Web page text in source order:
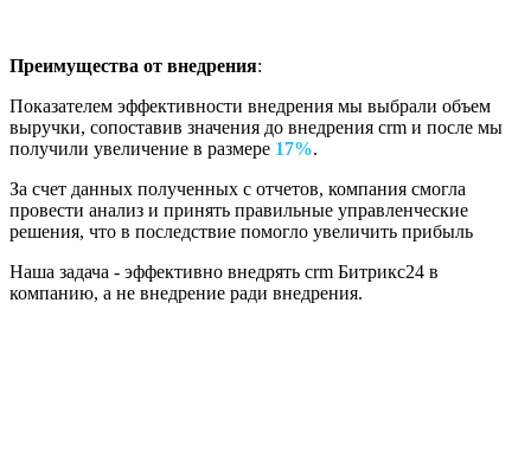
Преимущества от внедрения:
Показателем эффективности внедрения мы выбрали объем
выручки, сопоставив значения до внедрения crm и после мы
получили увеличение в размере 17%.
За счет данных полученных с отчетов, компания смогла
провести анализ и принять правильные управленческие
решения, что в последствие помогло увеличить прибыль
Наша задача - эффективно внедрять crm Битрикс24 в
компанию, а не внедрение ради внедрения.